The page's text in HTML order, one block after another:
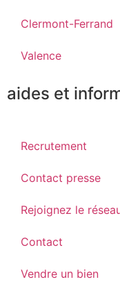
Clermont-Ferrand
Valence
aides et
Recrutement
Contact presse
Rejoignez le
Contact
Vendre un bien